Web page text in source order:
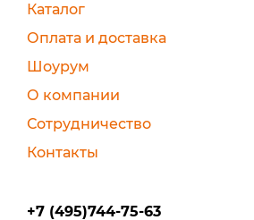
Каталог
Оплата и доставка
Шоурум
О компании
Сотрудничество
Контакты
+7 (495)744-75-63